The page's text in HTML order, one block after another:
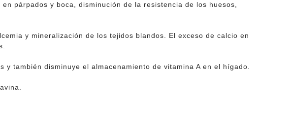
párpados y boca, disminución de la resistencia de los huesos,
y mineralización de los tejidos blandos. El exceso de calcio en
también disminuye el almacenamiento de vitamina A en el hígado.